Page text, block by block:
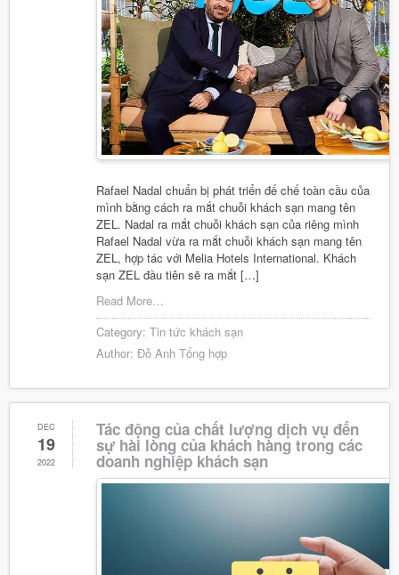
Rafael Nadal chuẩn bị phát triển đế chế toàn cầu của
mình bằng cách ra mắt chuỗi khách sạn mang tên
ZEL. Nadal ra mắt chuỗi khách sạn của riêng mình
Rafael Nadal vừa ra mắt chuỗi khách sạn mang tên
ZEL, hợp tác với Melia Hotels International. Khách
sạn ZEL đầu tiên sẽ ra mắt […]
Read More…
Category:Tin tức khách sạn
Author:Đỗ Anh Tổng hợp
DEC
19
2022
Tác động của chất lượng dịch vụ đến
sự hài lòng của khách hàng trong các
doanh nghiệp khách sạn